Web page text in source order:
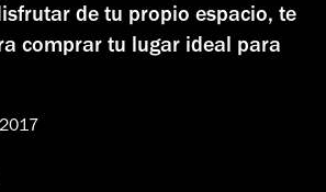
de tu propio espacio, te
comprar tu lugar ideal para